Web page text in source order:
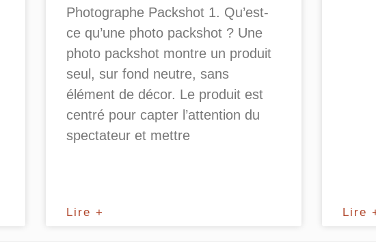
Photographe Packshot 1. Qu’est-
ce qu’une photo packshot ? Une
photo packshot montre un produit
seul, sur fond neutre, sans
élément de décor. Le produit est
centré pour capter l’attention du
spectateur et mettre
Lire + Lire